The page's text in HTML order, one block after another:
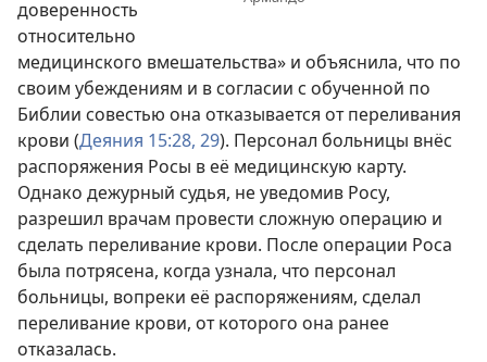
доверенность
относительно
медицинского вмешательства» и объяснила, что по
своим убеждениям и в согласии с обученной по
Библии совестью она отказывается от переливания
крови (Деяния 15:28, 29). Персонал больницы внёс
распоряжения Росы в её медицинскую карту.
Однако дежурный судья, не уведомив Росу,
разрешил врачам провести сложную операцию и
сделать переливание крови. После операции Роса
была потрясена, когда узнала, что персонал
больницы, вопреки её распоряжениям, сделал
переливание крови, от которого она ранее
отказалась.